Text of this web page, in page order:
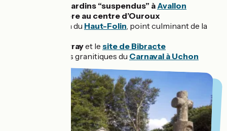
jardins “suspendus” à Avallon
belvédère au centre d’Ouroux
L’ascension du Haut-Folin, point culminant de la
Mont Beuvrayet le site de Bibracte
Les rochers granitiques du Carnaval à Uchon